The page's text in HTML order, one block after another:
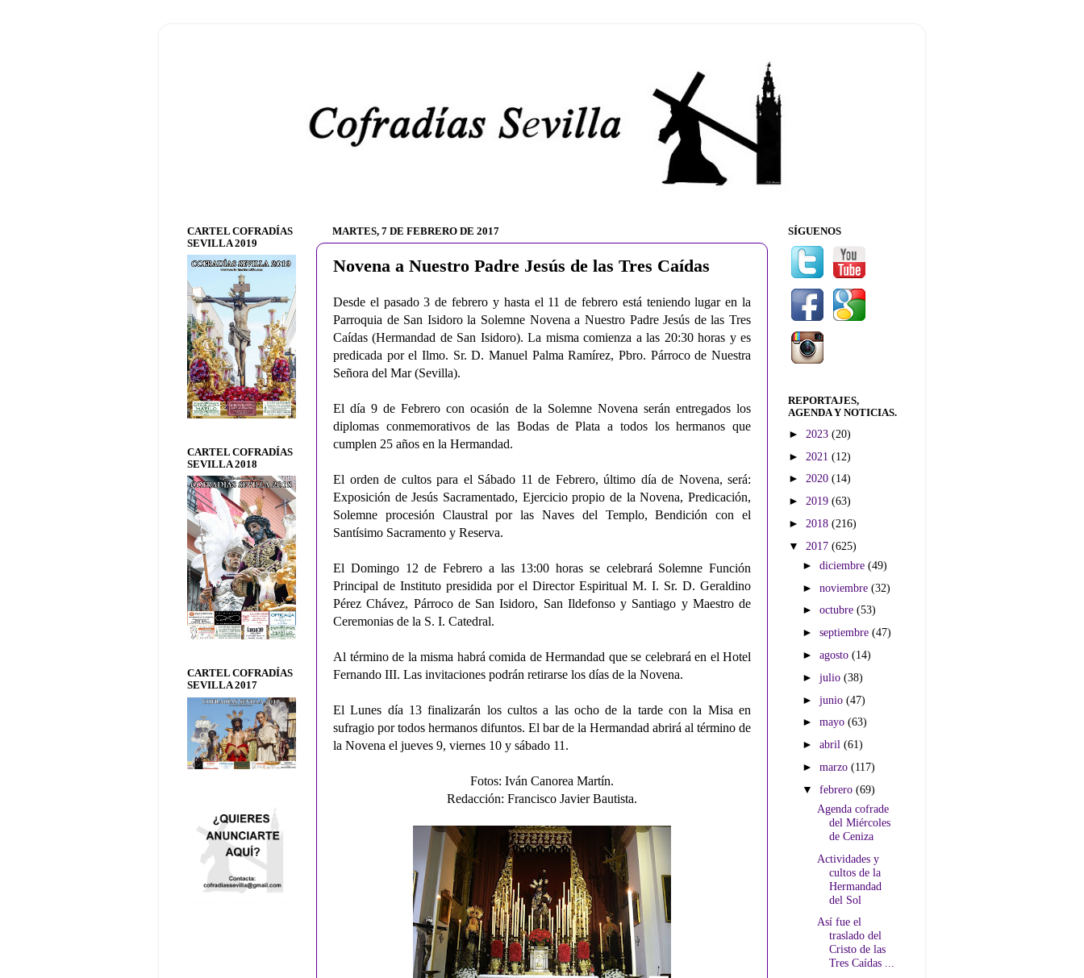
MARTES, 7 DE FEBRERO DE 2017
Novena a Nuestro Padre Jesús de las Tres Caídas
Desde el pasado 3 de febrero y hasta el 11 de febrero está teniendo lugar en la
Parroquia de San Isidoro la Solemne Novena a Nuestro Padre Jesús de las Tres
Caídas (Hermandad de San Isidoro). La misma comienza a las 20:30 horas y es
predicada por el Ilmo. Sr. D. Manuel Palma Ramírez, Pbro. Párroco de Nuestra
Señora del Mar (Sevilla).
El día 9 de Febrero con ocasión de la Solemne Novena serán entregados los
diplomas conmemorativos de las Bodas de Plata a todos los hermanos que
cumplen 25 años en la Hermandad.
El orden de cultos para el Sábado 11 de Febrero, último día de Novena, será:
Exposición de Jesús Sacramentado, Ejercicio propio de la Novena, Predicación,
Solemne procesión Claustral por las Naves del Templo, Bendición con el
Santísimo Sacramento y Reserva.
El Domingo 12 de Febrero a las 13:00 horas se celebrará Solemne Función
Principal de Instituto presidida por el Director Espiritual M. I. Sr. D. Geraldino
Pérez Chávez, Párroco de San Isidoro, San Ildefonso y Santiago y Maestro de
Ceremonias de la S. I. Catedral.
Al término de la misma habrá comida de Hermandad que se celebrará en el Hotel
Fernando III. Las invitaciones podrán retirarse los días de la Novena.
El Lunes día 13 finalizarán los cultos a las ocho de la tarde con la Misa en
sufragio por todos hermanos difuntos. El bar de la Hermandad abrirá al término de
la Novena el jueves 9, viernes 10 y sábado 11.
Fotos: Iván Canorea Martín.
Redacción: Francisco Javier Bautista.
CARTEL COFRADÍAS
SEVILLA 2019
CARTEL COFRADÍAS
SEVILLA 2018
CARTEL COFRADÍAS
SEVILLA 2017
SÍGUENOS
REPORTAJES,
AGENDA Y NOTICIAS.
► 2023 (20)
► 2021 (12)
► 2020 (14)
► 2019 (63)
► 2018 (216)
▼ 2017 (625)
►diciembre(49)
►noviembre(32)
►octubre(53)
►septiembre(47)
►agosto(14)
►julio(38)
►junio(47)
►mayo(63)
►abril(61)
►marzo(117)
▼febrero(69)
Agenda cofrade
del Miércoles
de Ceniza
Actividades y
cultos de la
Hermandad
del Sol
Así fue el
traslado del
Cristo de las
Tres Caídas ...